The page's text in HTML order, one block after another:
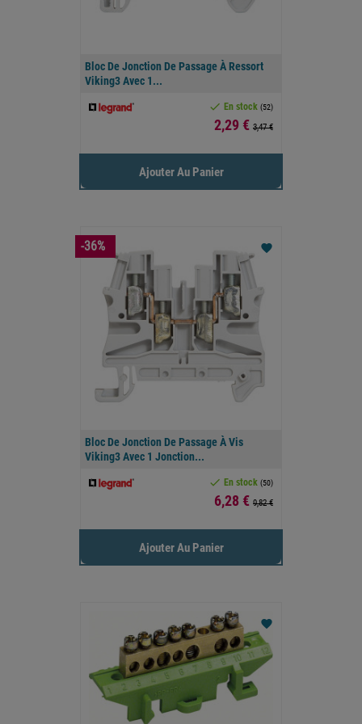
Bloc De Jonction De Passage À Ressort
Viking3 Avec 1...
 En stock (52)
Prix
2,29 € 3,47 €
Ajouter Au Panier
Bloc De Jonction De Passage À Vis
Viking3 Avec 1 Jonction...
 En stock (50)
Prix
6,28 € 9,82 €
favorite
Ajouter Au Panier
-36%
favorite